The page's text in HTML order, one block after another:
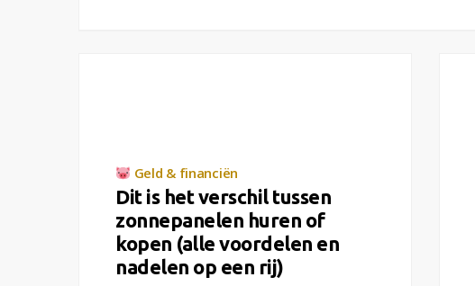
Geld & financiën
Dit is het verschil tussen
zonnepanelen huren of
kopen (alle voordelen en
nadelen op een rij)